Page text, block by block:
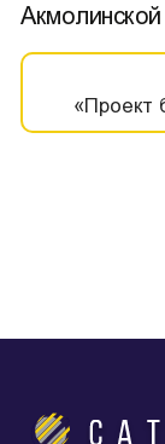
«Проект